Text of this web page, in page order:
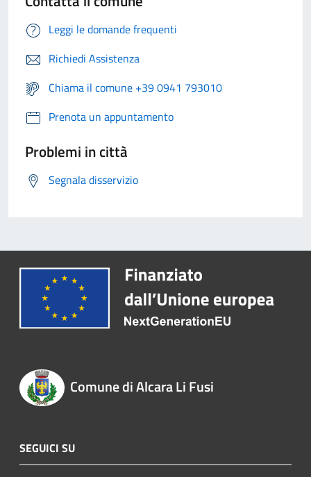
Leggi le domande frequenti
Richiedi Assistenza
Chiama il comune +39 0941 793010
Prenota un appuntamento
Problemi in città
Segnala disservizio
Comune di Alcara Li Fusi
SEGUICI SU